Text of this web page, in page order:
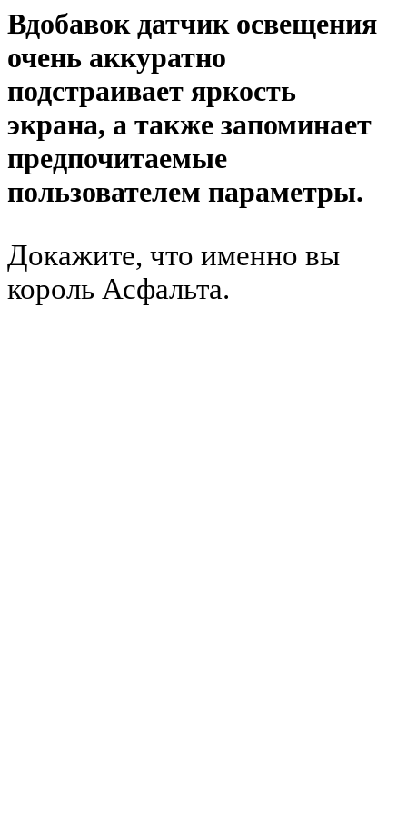
Вдобавок датчик освещения
очень аккуратно
подстраивает яркость
экрана, а также запоминает
предпочитаемые
пользователем параметры.
Докажите, что именно вы
король Асфальта.